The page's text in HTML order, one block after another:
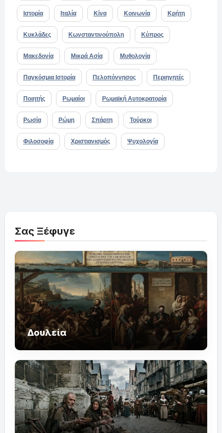
Ιστορία Ιταλία Κίνα Κοινωνία Κρήτη
Κυκλάδες Κωνσταντινούπολη Κύπρος
Μακεδονία Μικρά Ασία Μυθολογία
Παγκόσμια Ιστορία Πελοπόννησος Περιηγητές
Ποιητής Ρωμαίοι Ρωμαϊκή Αυτοκρατορία
Ρωσία Ρώμη Σπάρτη Τούρκοι
Φιλοσοφία Χριστιανισμός Ψυχολογία
Σας Ξέφυγε
Δουλεία